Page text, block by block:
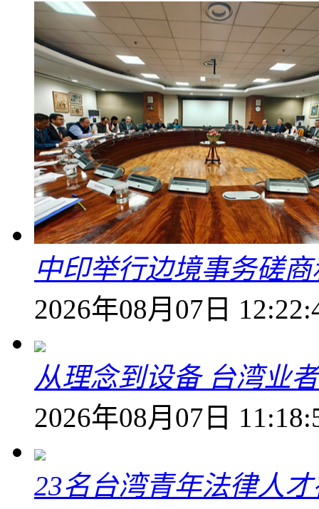
中印举行边境事务磋
2026年08月07日
从理念到设备 台湾业
2026年08月07日
23名台湾青年法律人